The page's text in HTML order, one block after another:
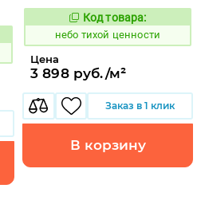
1122117
Код товара:
небо тихой ценности
Цена
3 898 руб./м²
Заказ в 1 клик
В корзину